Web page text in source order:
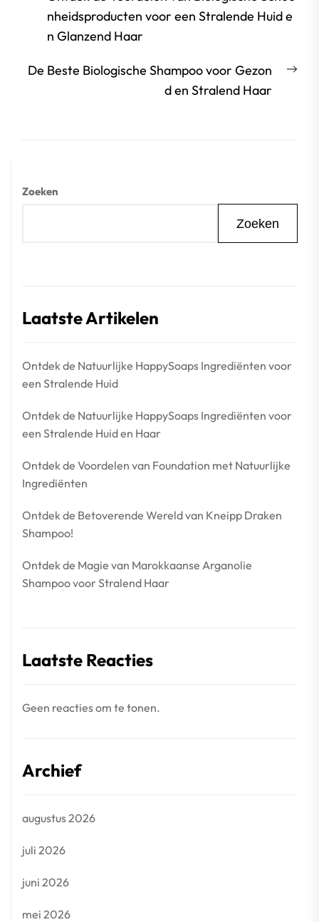
bericht:nheidsproducten voor een Stralende Huid e
n Glanzend Haar
De Beste Biologische Shampoo voor Gezon
d en Stralend Haar
Zoeken
Zoeken
Laatste Artikelen
Ontdek de Natuurlijke HappySoaps Ingrediënten voor
een Stralende Huid
Ontdek de Natuurlijke HappySoaps Ingrediënten voor
een Stralende Huid en Haar
Ontdek de Voordelen van Foundation met Natuurlijke
Ingrediënten
Ontdek de Betoverende Wereld van Kneipp Draken
Shampoo!
Ontdek de Magie van Marokkaanse Arganolie
Shampoo voor Stralend Haar
Laatste Reacties
Geen reacties om te tonen.
Archief
augustus 2026
juli 2026
juni 2026
mei 2026